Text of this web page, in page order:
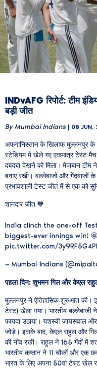
INDvAFG रिपोर्ट: टीम
बड़ी जीत
By Mumbai Indians | 08
अफगानिस्तान के खिलाफ मुल्लनपुर के
स्टेडियम में खेले गए एकमात्र टेस्ट
दबदबा देखने को मिला। मेजबान
बनाए रखी। बल्लेबाजों और गेंदबाजों
प्रभावशाली टेस्ट जीत में से एक को
शानदार जीत 💙
India clinch the one-off
biggest-ever innings win! 🤩
pic.twitter.com/
— Mumbai Indians
पहला दिन: शुभमन गिल और केएल
मुल्लनपुर ने ऐतिहासिक शुरुआत की।
टेस्ट) खेला गया। भारतीय
फायदा उठाया। यशस्वी जायसवाल
जोड़े। इसके बाद, केएल राहुल और
की नींव रखी। राहुल ने 165 गेंदों में
भारतीय कप्तान ने 11 चौकों और एक
भारत के लिए अपना 50वां टेस्ट खेल